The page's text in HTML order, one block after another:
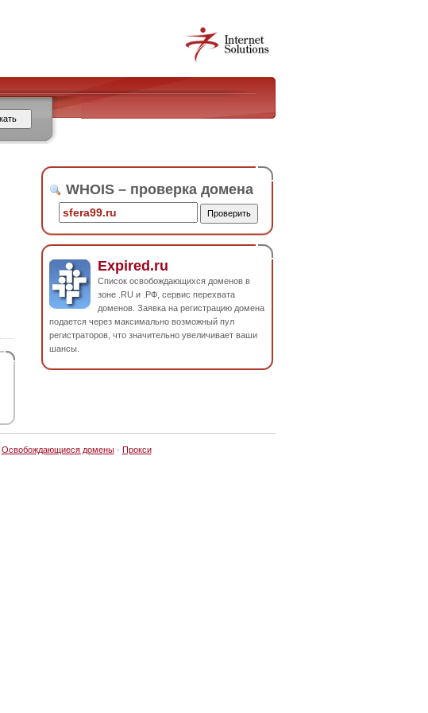
WHOIS – проверка домена
Expired.ru
Список освобождающихся доменов в
зоне .RU и .РФ, сервис перехвата
доменов. Заявка на регистрацию домена
подается через максимально возможный пул
регистраторов, что значительно увеличивает ваши
шансы.
Освобождающиеся домены· Прокси